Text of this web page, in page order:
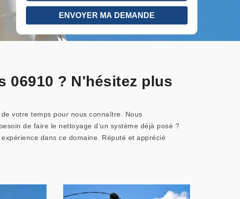
06910 ? N'hésitez plus
votre temps pour nous connaître. Nous
de faire le nettoyage d’un système déjà posé ?
dans ce domaine. Réputé et apprécié